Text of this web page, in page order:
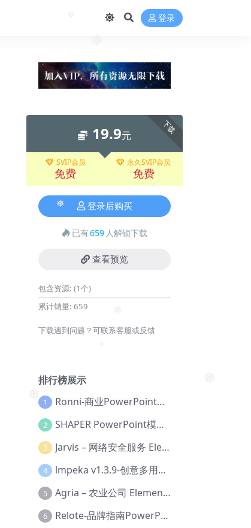
❅
❅
❅
登录
下载
19.9元
SVIP会员
免费
永久SVIP会员
免费
登录后购买
已有659 人解锁下载
查看预览
包含资源: (1个)
累计销量: 659
下载遇到问题？可联系客服或反馈
排行榜展示
1 Ronni-商业PowerPoint模板【Dc-0077】
2 SHAPER PowerPoint模板【Dc-0184】
3 Jarvis – 网络安全服务 Elementor 模板套件【Aa-0035】
4 lmpeka v1.3.9-创意多用途 WordPress 主题【Be-0064】
5 Agria – 农业公司 Elementor Pro 模板套件【Aa-0003】
6 Relote-品牌指南PowerPoint模板【Dc-0076】